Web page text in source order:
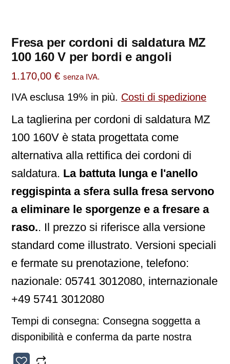
Fresa per cordoni di saldatura MZ
100 160 V per bordi e angoli
1.170,00 € senza IVA.
IVA esclusa 19% in più. Costi di spedizione
La taglierina per cordoni di saldatura MZ
100 160V è stata progettata come
alternativa alla rettifica dei cordoni di
saldatura. La battuta lunga e l'anello
reggispinta a sfera sulla fresa servono
a eliminare le sporgenze e a fresare a
raso.. Il prezzo si riferisce alla versione
standard come illustrato. Versioni speciali
e fermate su prenotazione, telefono:
nazionale: 05741 3012080, internazionale
+49 5741 3012080
Tempi di consegna: Consegna soggetta a
disponibilità e conferma da parte nostra